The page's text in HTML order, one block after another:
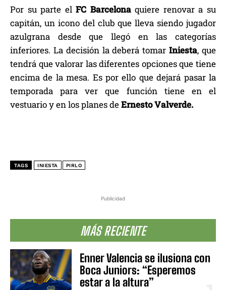
Publicidad
MÁS RECIENTE
Enner Valencia se ilusiona con
Boca Juniors: “Esperemos
estar a la altura”
Por su parte elFC Barcelonaquiere renovar a su
capitán, un icono del club que lleva siendo jugador
azulgrana desde que llegó en las categorías
inferiores. La decisión la deberá tomarIniesta, que
tendrá que valorar las diferentes opciones que tiene
encima de la mesa. Es por ello que dejará pasar la
temporada para ver que función tiene en el
vestuario y en los planes deErnesto Valverde.
TAGS INIESTA PIRLO